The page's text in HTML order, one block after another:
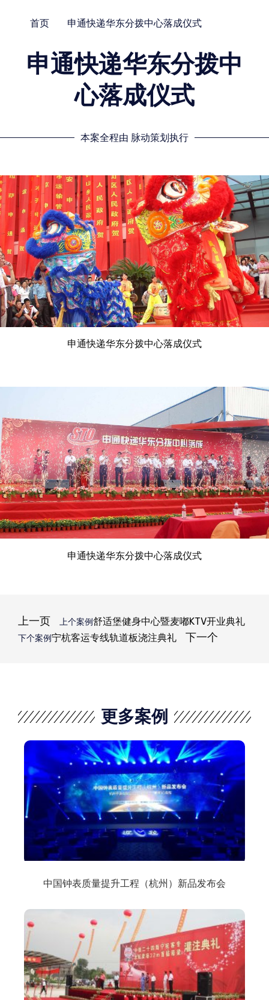
首页 申通快递华东分拨中心落成仪式
申通快递华东分拨中
心落成仪式
本案全程由 脉动策划执行
申通快递华东分拨中心落成仪式
申通快递华东分拨中心落成仪式
上一页 上个案例舒适堡健身中心暨麦嘟KTV开业典礼
下个案例宁杭客运专线轨道板浇注典礼 下一个
更多案例
中国钟表质量提升工程（杭州）新品发布会